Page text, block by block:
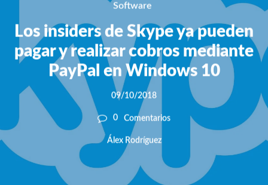
Software
Los insiders de Skype ya pueden
pagar y realizar cobros mediante
PayPal en Windows 10
09/10/2018
0 Comentarios
Álex Rodríguez